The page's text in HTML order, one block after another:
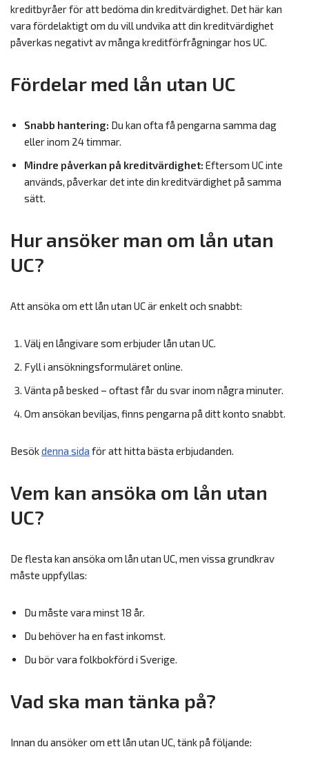
kreditbyråer för att bedöma din kreditvärdighet. Det här kan
vara fördelaktigt om du vill undvika att din kreditvärdighet
påverkas negativt av många kreditförfrågningar hos UC.
Fördelar med lån utan UC
Snabb hantering: Du kan ofta få pengarna samma dag
eller inom 24 timmar.
Mindre påverkan på kreditvärdighet: Eftersom UC inte
används, påverkar det inte din kreditvärdighet på samma
sätt.
Hur ansöker man om lån utan
UC?
Att ansöka om ett lån utan UC är enkelt och snabbt:
Välj en långivare som erbjuder lån utan UC.
Fyll i ansökningsformuläret online.
Vänta på besked – oftast får du svar inom några minuter.
Om ansökan beviljas, finns pengarna på ditt konto snabbt.
Besökdenna sida för att hitta bästa erbjudanden.
Vem kan ansöka om lån utan
UC?
De flesta kan ansöka om lån utan UC, men vissa grundkrav
måste uppfyllas:
Du måste vara minst 18 år.
Du behöver ha en fast inkomst.
Du bör vara folkbokförd i Sverige.
Vad ska man tänka på?
Innan du ansöker om ett lån utan UC, tänk på följande: